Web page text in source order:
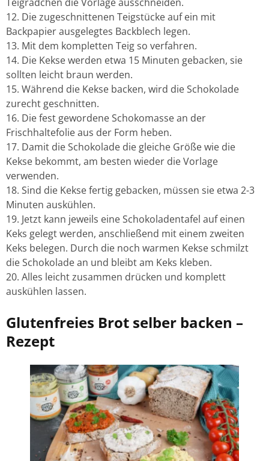
Die zugeschnittenen Teigstücke auf ein mit
Backpapier ausgelegtes Backblech legen.
Mit dem kompletten Teig so verfahren.
Die Kekse werden etwa 15 Minuten gebacken, sie
sollten leicht braun werden.
Während die Kekse backen, wird die Schokolade
zurecht geschnitten.
Die fest gewordene Schokomasse an der
Frischhaltefolie aus der Form heben.
Damit die Schokolade die gleiche Größe wie die
Kekse bekommt, am besten wieder die Vorlage
verwenden.
Sind die Kekse fertig gebacken, müssen sie etwa 2-3
Minuten auskühlen.
Jetzt kann jeweils eine Schokoladentafel auf einen
Keks gelegt werden, anschließend mit einem zweiten
Keks belegen. Durch die noch warmen Kekse schmilzt
die Schokolade an und bleibt am Keks kleben.
Alles leicht zusammen drücken und komplett
auskühlen lassen.
Glutenfreies Brot selber backen –
Rezept